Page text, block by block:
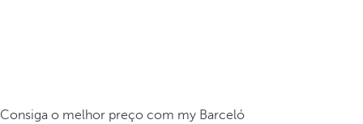
Consiga o melhor preço com my Barceló